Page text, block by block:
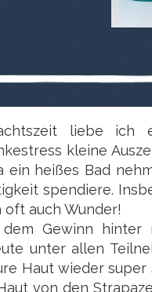
liebe ich
kleine
heißes Bad
spendiere.
auch Wunder!
Gewinn hinter
unter allen
Haut wieder
von den